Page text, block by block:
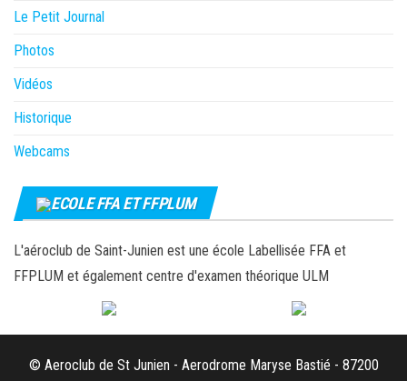
Le Petit Journal
Photos
Vidéos
Historique
Webcams
ECOLE FFA ET FFPLUM
L'aéroclub de Saint-Junien est une école Labellisée FFA et
FFPLUM et également centre d'examen théorique ULM
© Aeroclub de St Junien - Aerodrome Maryse Bastié - 87200